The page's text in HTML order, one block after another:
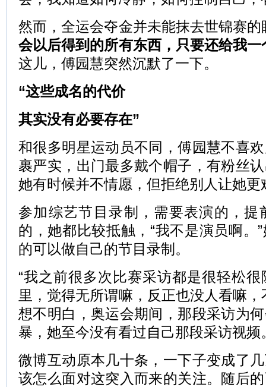
然而，全运会夺金并未能抹去世锦赛的
会以后得到的所有东西，只要还给我
这儿，傅园慧突然沉默了一下。
“这些成名的代价
其实没有必要存在”
和很多明星运动员不同，傅园慧不喜
裹严实，出门最多戴个帽子，有粉丝
她有时候并不情愿，但拒绝别人让她更
参加综艺节目录制，需要表演的，提
的，她都比较抵触，“我不是演员啊。
的可以做自己的节目录制。
“我之前很多次比赛采访都是很轻松
里，觉得无所谓嘛，反正也没人看嘛
想不明白，奥运会期间，那段采访为
暴，她至今没有看过自己那段采访视频
微博互动原本几十条，一下子变成了
该怎么面对这突入而来的关注。随后